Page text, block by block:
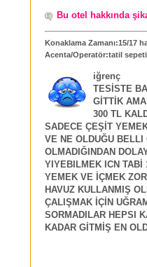
Bu otel hakkında
Konaklama Zamanı:15/17
Acenta/Operatör:tatil sepeti
iğrenç
TESİSTE
GİTTİK
300 TL
SADECE ÇEŞİT
VE NE OLDUĞU BELLI
OLMADIĞINDAN
YIYEBILMEK ICN TABİ
YEMEK VE İÇMEK
HAVUZ KULLANMIŞ
ÇALIŞMAK İÇİN
SORMADILAR HEPSI
KADAR GİTMİŞ EN